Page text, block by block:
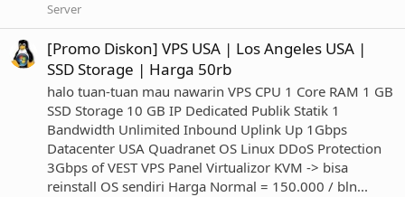
Server
[Promo Diskon] VPS USA | Los Angeles USA |
SSD Storage | Harga 50rb
halo tuan-tuan mau nawarin VPS CPU 1 Core RAM 1 GB
SSD Storage 10 GB IP Dedicated Publik Statik 1
Bandwidth Unlimited Inbound Uplink Up 1Gbps
Datacenter USA Quadranet OS Linux DDoS Protection
3Gbps of VEST VPS Panel Virtualizor KVM -> bisa
reinstall OS sendiri Harga Normal = 150.000 / bln...